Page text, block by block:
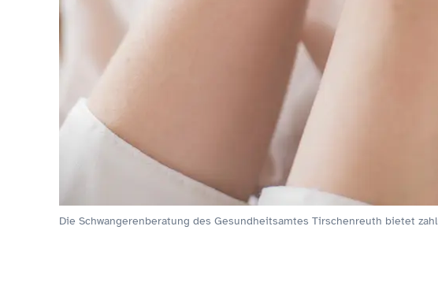
Die Schwangerenberatung des Gesundheitsamtes Tirschenreuth bietet